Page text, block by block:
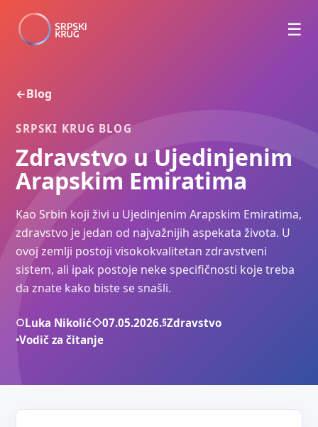
☰
←Blog
SRPSKI KRUG BLOG
Zdravstvo u Ujedinjenim
Arapskim Emiratima
Kao Srbin koji živi u Ujedinjenim Arapskim Emiratima,
zdravstvo je jedan od najvažnijih aspekata života. U
ovoj zemlji postoji visokokvalitetan zdravstveni
sistem, ali ipak postoje neke specifičnosti koje treba
da znate kako biste se snašli.
○Luka Nikolić◇07.05.2026.§Zdravstvo
•Vodič za čitanje